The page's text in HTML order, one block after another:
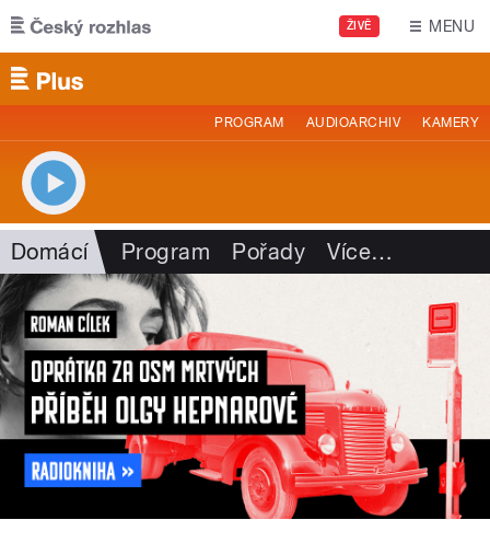
Přejít k hlavnímu obsahu
ŽIVĚ MENU
PROGRAM AUDIOARCHIV KAMERY
Domácí Program Pořady Více…